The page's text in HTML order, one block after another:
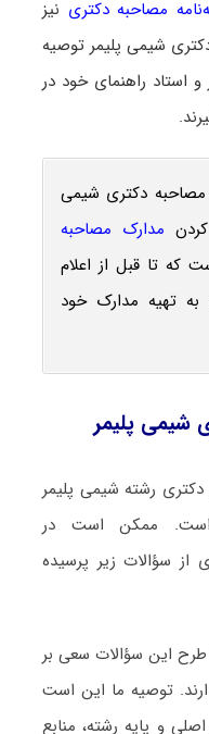
مصاحبه دکتری نیز
شیمی پلیمر توصیه
و استاد راهنمای خود در
دکتری شیمی
مدارک مصاحبه
که تا قبل از اعلام
تهیه مدارک خود
شیمی پلیمر
رشته شیمی پلیمر
است. ممکن است در
سؤالات زیر پرسیده
طرح این سؤالات سعی بر
توصیه ما این است
و پایه رشته، منابع